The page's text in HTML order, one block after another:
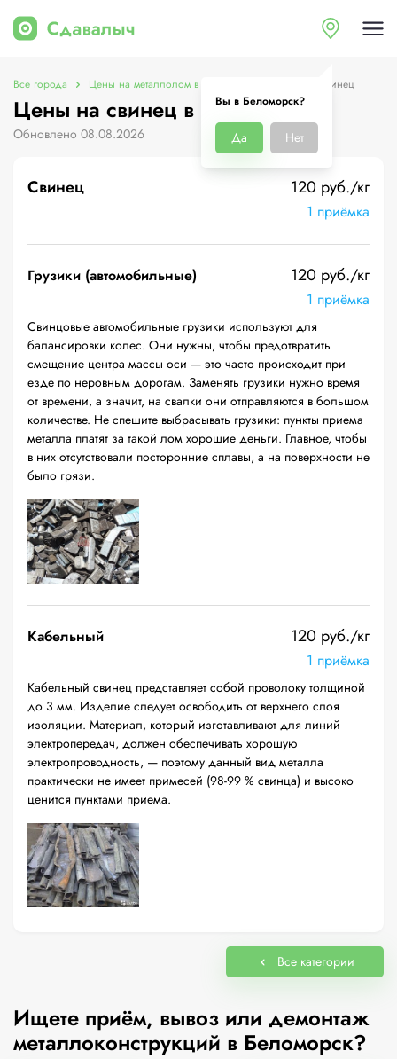
Вы в Беломорск?
Да Нет
Все города Цены на металлолом в Беломорск Цены на свинец
Цены на свинец в Беломорск
Обновлено 08.08.2026
Свинец 120 руб./кг
1 приёмка
Грузики (автомобильные) 120 руб./кг
1 приёмка
Свинцовые автомобильные грузики используют для
балансировки колес. Они нужны, чтобы предотвратить
смещение центра массы оси — это часто происходит при
езде по неровным дорогам. Заменять грузики нужно время
от времени, а значит, на свалки они отправляются в большом
количестве. Не спешите выбрасывать грузики: пункты приема
металла платят за такой лом хорошие деньги. Главное, чтобы
в них отсутствовали посторонние сплавы, а на поверхности не
было грязи.
Кабельный 120 руб./кг
1 приёмка
Кабельный свинец представляет собой проволоку толщиной
до 3 мм. Изделие следует освободить от верхнего слоя
изоляции. Материал, который изготавливают для линий
электропередач, должен обеспечивать хорошую
электропроводность, — поэтому данный вид металла
практически не имеет примесей (98-99 % свинца) и высоко
ценится пунктами приема.
Все категории
Ищете приём, вывоз или демонтаж
металлоконструкций в Беломорск?